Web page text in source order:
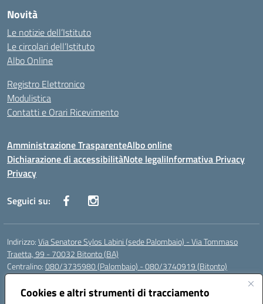
Cookies e altri strumenti di tracciamento
Novità
Le notizie dell’Istituto
Le circolari dell’Istituto
Albo Online
Registro Elettronico
Modulistica
Contatti e Orari Ricevimento
Amministrazione TrasparenteAlbo online
Dichiarazione di accessibilitàNote legaliInformativa Privacy
Privacy
Seguici su:
Indirizzo:Via Senatore Sylos Labini (sede Palombaio) - Via Tommaso
Traetta, 99 - 70032 Bitonto (BA)
Centralino:080/3735980 (Palombaio) - 080/3740919 (Bitonto)
Email:
Posta elettronica certificata (PEC):baic80800a@pec.istruzione.it